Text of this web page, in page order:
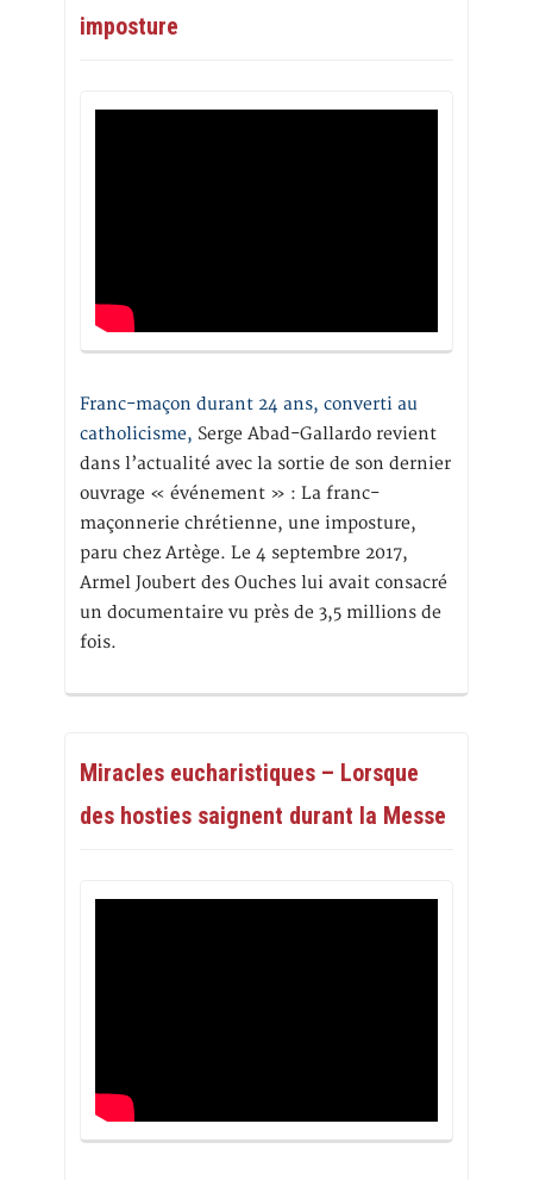
imposture
Franc-maçon durant 24 ans, converti au
catholicisme, Serge Abad-Gallardo revient
dans l’actualité avec la sortie de son dernier
ouvrage « événement » : La franc-
maçonnerie chrétienne, une imposture,
paru chez Artège. Le 4 septembre 2017,
Armel Joubert des Ouches lui avait consacré
un documentaire vu près de 3,5 millions de
fois.
Miracles eucharistiques – Lorsque
des hosties saignent durant la Messe